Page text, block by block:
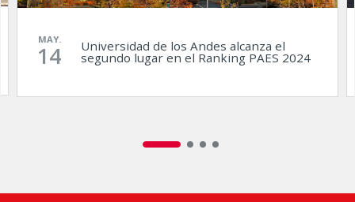
MAY.
14 Universidad de los Andes alcanza el
segundo lugar en el Ranking PAES 2024